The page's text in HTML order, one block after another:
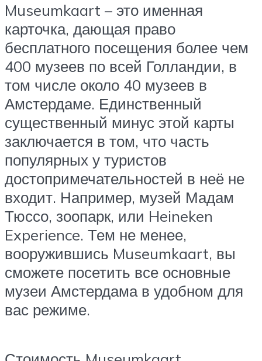
Museumkaart – это именная
карточка, дающая право
бесплатного посещения более чем
400 музеев по всей Голландии, в
том числе около 40 музеев в
Амстердаме. Единственный
существенный минус этой карты
заключается в том, что часть
популярных у туристов
достопримечательностей в неё не
входит. Например, музей Мадам
Тюссо, зоопарк, или Heineken
Experience. Тем не менее,
вооружившись Museumkaart, вы
сможете посетить все основные
музеи Амстердама в удобном для
вас режиме.